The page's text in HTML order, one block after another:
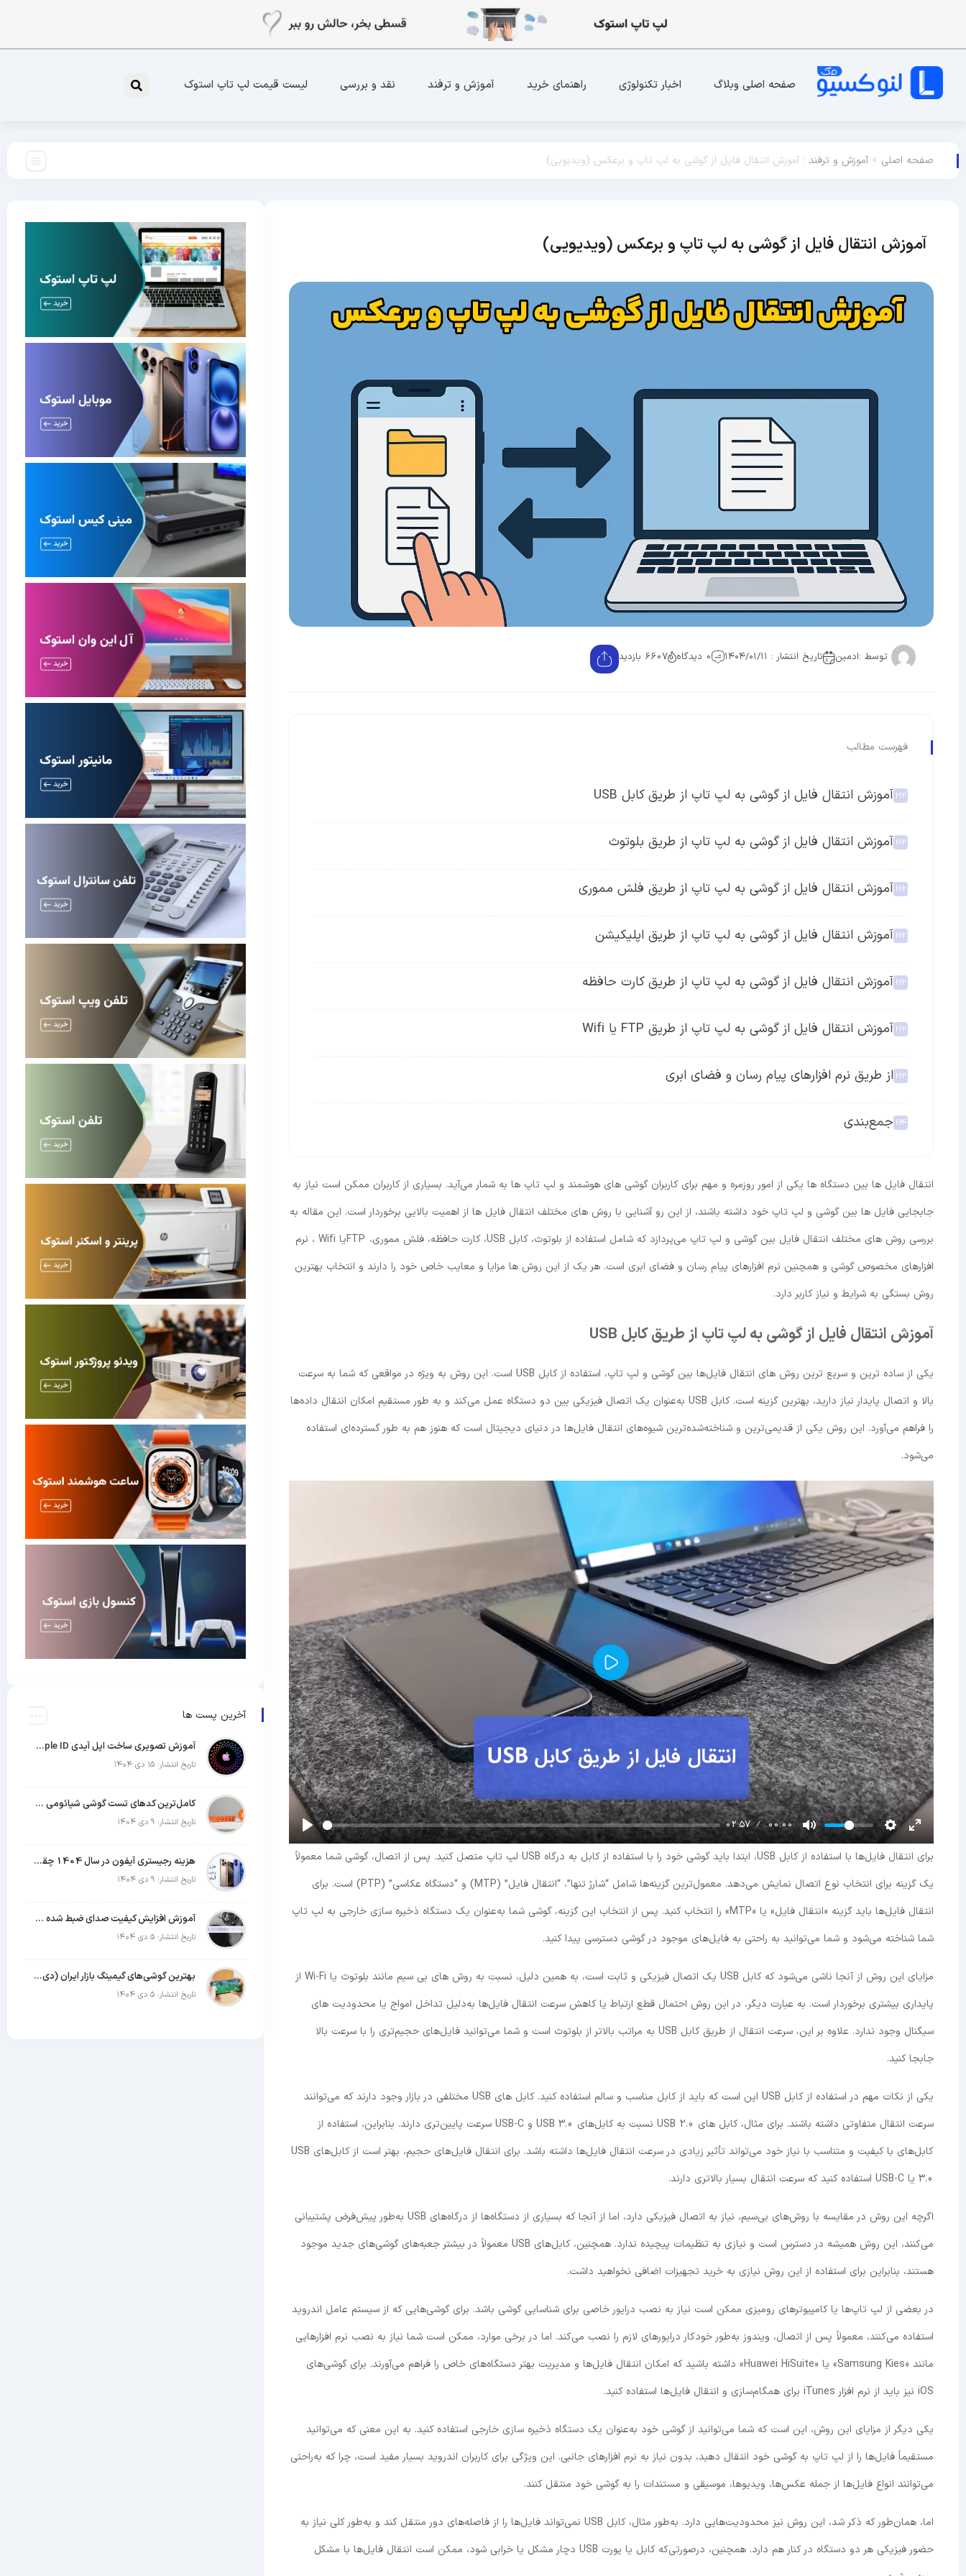
صفحه اصلی وبلاگ اخبار تکنولوژی راهنمای خرید آموزش و ترفند نقد و بررسی لیست قیمت لپ تاپ استوک
صفحه اصلی > آموزش و ترفند : آموزش انتقال فایل از گوشی به لپ تاپ و برعکس (ویدیویی)
آموزش انتقال فایل از گوشی به لپ تاپ و برعکس (ویدیویی)
توسط :ادمین تاریخ انتشار : ۱۴۰۴/۰۱/۱۱ 0 دیدگاه 6607 بازدید
فهرست مطالب
آموزش انتقال فایل از گوشی به لپ تاپ از طریق کابل USB
آموزش انتقال فایل از گوشی به لپ تاپ از طریق بلوتوث
آموزش انتقال فایل از گوشی به لپ تاپ از طریق فلش مموری
آموزش انتقال فایل از گوشی به لپ تاپ از طریق اپلیکیشن
آموزش انتقال فایل از گوشی به لپ تاپ از طریق کارت حافظه
آموزش انتقال فایل از گوشی به لپ تاپ از طریق FTP یا Wifi
از طریق نرم افزارهای پیام رسان و فضای ابری
جمع‌بندی
انتقال فایل ‌ها بین دستگاه ‌ها یکی از امور روزمره و مهم برای کاربران گوشی ‌های هوشمند و لپ ‌تاپ ‌ها به شمار می‌آید. بسیاری از کاربران ممکن است نیاز به
جابجایی فایل ‌ها بین گوشی و لپ ‌تاپ خود داشته باشند، از این رو آشنایی با روش‌ های مختلف انتقال فایل ‌ها از اهمیت بالایی برخوردار است. این مقاله به
بررسی روش‌ های مختلف انتقال فایل بین گوشی و لپ ‌تاپ می‌پردازد که شامل استفاده از بلوتوث، کابل USB، کارت حافظه، فلش مموری، FTPیا Wifi ، نرم
افزارهای مخصوص گوشی و همچنین نرم افزارهای پیام ‌رسان و فضای ابری است. هر یک از این روش ‌ها مزایا و معایب خاص خود را دارند و انتخاب بهترین
روش بستگی به شرایط و نیاز کاربر دارد.
آموزش انتقال فایل از گوشی به لپ تاپ از طریق کابل USB
یکی از ساده‌ ترین و سریع ‌ترین روش ‌های انتقال فایل‌ها بین گوشی و لپ تاپ، استفاده از کابل USB است. این روش به ‌ویژه در مواقعی که شما به سرعت
بالا و اتصال پایدار نیاز دارید، بهترین گزینه است. کابل USB به‌عنوان یک اتصال فیزیکی بین دو دستگاه عمل می‌کند و به ‌طور مستقیم امکان انتقال داده‌ها
را فراهم می‌آورد. این روش یکی از قدیمی‌ترین و شناخته‌شده‌ترین شیوه‌های انتقال فایل‌ها در دنیای دیجیتال است که هنوز هم به ‌طور گسترده‌ای استفاده
می‌شود.
02:57 00:00
Play
برای انتقال فایل‌ها با استفاده از کابل USB، ابتدا باید گوشی خود را با استفاده از کابل به درگاه USB لپ تاپ متصل کنید. پس از اتصال، گوشی شما معمولاً
یک گزینه برای انتخاب نوع اتصال نمایش می‌دهد. معمول‌ترین گزینه‌ها شامل “شارژ تنها”، “انتقال فایل” (MTP) و “دستگاه عکاسی” (PTP) است. برای
انتقال فایل‌ها باید گزینه «انتقال فایل» یا «MTP» را انتخاب کنید. پس از انتخاب این گزینه، گوشی شما به‌عنوان یک دستگاه ذخیره ‌سازی خارجی به لپ تاپ
شما شناخته می‌شود و شما می‌توانید به راحتی به فایل‌های موجود در گوشی دسترسی پیدا کنید.
مزایای این روش از آنجا ناشی می‌شود که کابل USB یک اتصال فیزیکی و ثابت است، به همین دلیل، نسبت به روش ‌های بی ‌سیم مانند بلوتوث یا Wi-Fi از
پایداری بیشتری برخوردار است. به عبارت دیگر، در این روش احتمال قطع ارتباط یا کاهش سرعت انتقال فایل‌ها به‌دلیل تداخل امواج یا محدودیت‌ های
سیگنال وجود ندارد. علاوه بر این، سرعت انتقال از طریق کابل USB به مراتب بالاتر از بلوتوث است و شما می‌توانید فایل‌های حجیم‌تری را با سرعت بالا
جابجا کنید.
یکی از نکات مهم در استفاده از کابل USB این است که باید از کابل مناسب و سالم استفاده کنید. کابل‌ های USB مختلفی در بازار وجود دارند که می‌توانند
سرعت انتقال متفاوتی داشته باشند. برای مثال، کابل ‌های USB 2.0 نسبت به کابل‌های USB 3.0 و USB-C سرعت پایین‌تری دارند. بنابراین، استفاده از
کابل‌های با کیفیت و متناسب با نیاز خود می‌تواند تأثیر زیادی در سرعت انتقال فایل‌ها داشته باشد. برای انتقال فایل‌های حجیم، بهتر است از کابل‌های USB
3.0 یا USB-C استفاده کنید که سرعت انتقال بسیار بالاتری دارند.
اگرچه این روش در مقایسه با روش‌های بی‌سیم، نیاز به اتصال فیزیکی دارد، اما از آنجا که بسیاری از دستگاه‌ها از درگاه‌های USB به‌طور پیش‌فرض پشتیبانی
می‌کنند، این روش همیشه در دسترس است و نیازی به تنظیمات پیچیده ندارد. همچنین، کابل‌های USB معمولاً در بیشتر جعبه‌های گوشی‌های جدید موجود
هستند، بنابراین برای استفاده از این روش نیازی به خرید تجهیزات اضافی نخواهید داشت.
در بعضی از لپ تاپ‌ها یا کامپیوترهای رومیزی ممکن است نیاز به نصب درایور خاصی برای شناسایی گوشی باشد. برای گوشی‌هایی که از سیستم ‌عامل اندروید
استفاده می‌کنند، معمولاً پس از اتصال، ویندوز به‌طور خودکار درایورهای لازم را نصب می‌کند. اما در برخی موارد، ممکن است شما نیاز به نصب نرم افزارهایی
مانند «Samsung Kies» یا «Huawei HiSuite» داشته باشید که امکان انتقال فایل‌ها و مدیریت بهتر دستگاه‌های خاص را فراهم می‌آورند. برای گوشی‌های
iOS نیز باید از نرم افزار iTunes برای همگام‌سازی و انتقال فایل‌ها استفاده کنید.
یکی دیگر از مزایای این روش، این است که شما می‌توانید از گوشی خود به‌عنوان یک دستگاه ذخیره سازی خارجی استفاده کنید. به این معنی که می‌توانید
مستقیماً فایل‌ها را از لپ تاپ به گوشی خود انتقال دهید، بدون نیاز به نرم افزارهای جانبی. این ویژگی برای کاربران اندروید بسیار مفید است، چرا که به‌راحتی
می‌توانند انواع فایل‌ها از جمله عکس‌ها، ویدیوها، موسیقی و مستندات را به گوشی خود منتقل کنند.
اما، همان‌طور که ذکر شد، این روش نیز محدودیت‌هایی دارد. به‌طور مثال، کابل USB نمی‌تواند فایل‌ها را از فاصله‌های دور منتقل کند و به‌طور کلی نیاز به
حضور فیزیکی هر دو دستگاه در کنار هم دارد. همچنین، درصورتی‌که کابل یا پورت USB دچار مشکل یا خرابی شود، ممکن است انتقال فایل‌ها با مشکل
آخرین پست ها
آموزش تصویری ساخت اپل آیدی Apple ID رایگان (روش های تست شده)
تاریخ انتشار: ۱۵ دی ۱۴۰۴
کامل‌ترین کدهای تست گوشی شیائومی | جدول کدهای مخفی Xiaomi
تاریخ انتشار: ۹ دی ۱۴۰۴
هزینه رجیستری آیفون در سال 1404 چقدر است؟
تاریخ انتشار: ۹ دی ۱۴۰۴
آموزش افزایش کیفیت صدای ضبط شده با میکروفون
تاریخ انتشار: ۵ دی ۱۴۰۴
بهترین گوشی‌های گیمینگ بازار ایران (دی ۱۴۰۴)
تاریخ انتشار: ۵ دی ۱۴۰۴